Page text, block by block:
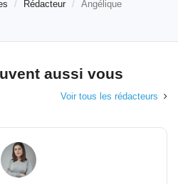
Rédacteur Angélique
aussi vous
Voir tous les rédacteurs